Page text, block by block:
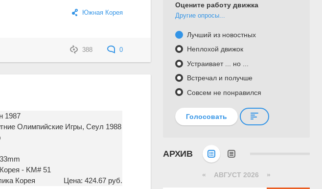
Южная Корея
388 0
1987
Олимпийские Игры, Сеул 1988
- KM# 51
Корея
Цена: 424.67 руб.
Оцените работу движка
Другие опросы...
Лучший из новостных
Неплохой движок
Устраивает ... но ...
Встречал и получше
Совсем не понравился
Голосовать
АРХИВ
« АВГУСТ 2026 »